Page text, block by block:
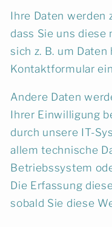
Ihre Daten werden
dass Sie uns
sich z. B. um Daten
Kontaktformular
Andere Daten
Ihrer Einwilligung
durch unsere IT-
allem technische
Betriebssystem
Die Erfassung
sobald Sie diese